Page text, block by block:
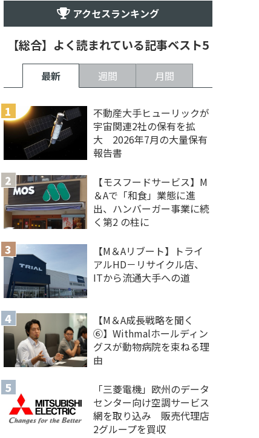
アクセスランキング
【総合】よく読まれている記事ベスト5
最新 週間 月間
不動産大手ヒューリックが
宇宙関連2社の保有を拡
大 2026年7月の大量保有
報告書
【モスフードサービス】M
＆Aで「和食」業態に進
出、ハンバーガー事業に続
く第2 の柱に
【M＆Aリブート】トライ
アルHD－リサイクル店、
ITから流通大手への道
【M＆A 成長戦略を聞く
⑥】Withmalホールディン
グスが動物病院を束ねる理
由
「三菱電機」欧州のデータ
センター向け空調サービス
網を取り込み 販売代理店
2グループを買収